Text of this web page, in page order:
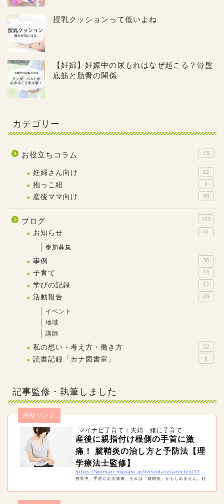
授乳クッションって低いよね
【妊婦】妊娠中の尿もれはなぜ起こる？骨盤
底筋と肋骨の関係
カテゴリー
お役立ちコラム 73
妊婦さん向け 12
抱っこ紐 4
産後ママ向け 48
ブログ 163
お知らせ 41
参加募集
事例 36
子育て 14
学びの記録 12
活動報告 28
イベント
地域
講師
私の想い・考え方・働き方 22
読書記録「カナ図書室」 8
記事監修・執筆しました
マイナビ子育て｜夫婦一緒に子育て
外部リンク
産後に親指付け根側の手首に激
痛！ 腱鞘炎の治し方と予防法【理
学療法士監修】
https://woman.mynavi.jp/kosodate/articles/11420
授乳中、手首に走る激痛、それは「腱鞘炎」かもしれません。妊